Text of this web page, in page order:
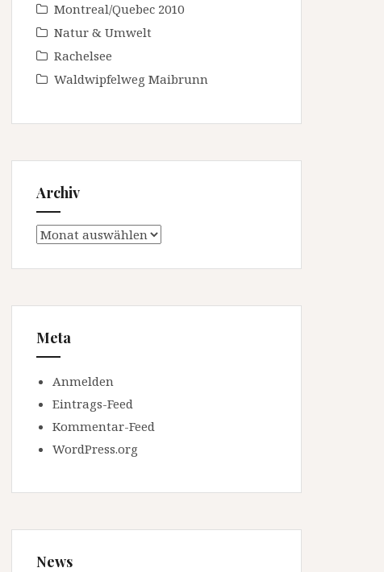
Montreal/Quebec 2010
Natur & Umwelt
Rachelsee
Waldwipfelweg Maibrunn
Archiv
Archiv
Meta
Anmelden
Eintrags-Feed
Kommentar-Feed
WordPress.org
News